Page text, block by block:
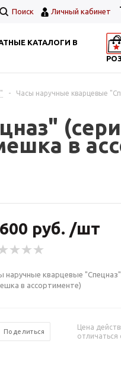
Поиск Личный кабинет
КАТАЛОГИ В
-
Часы наручные кварцевые
в
руб. /шт
наручные кварцевые
в ассортименте)
Поделиться
Цена
отличаться